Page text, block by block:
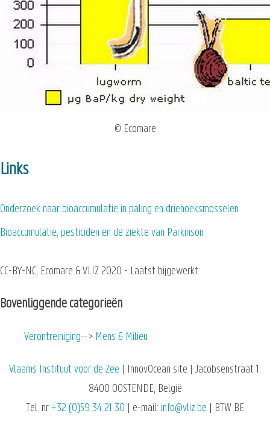
© Ecomare
Links
Onderzoek naar bioaccumulatie in paling en driehoeksmosselen
Bioaccumulatie, pesticiden en de ziekte van Parkinson
CC-BY-NC, Ecomare & VLIZ 2020 - Laatst bijgewerkt:
Bovenliggende categorieën
Verontreiniging Mens & Milieu
Vlaams Instituut voor de Zee | InnovOcean site | Jacobsenstraat 1,
8400 OOSTENDE, België
Tel. nr +32 (0)59 34 21 30 | e-mail: info@vliz.be | BTW BE